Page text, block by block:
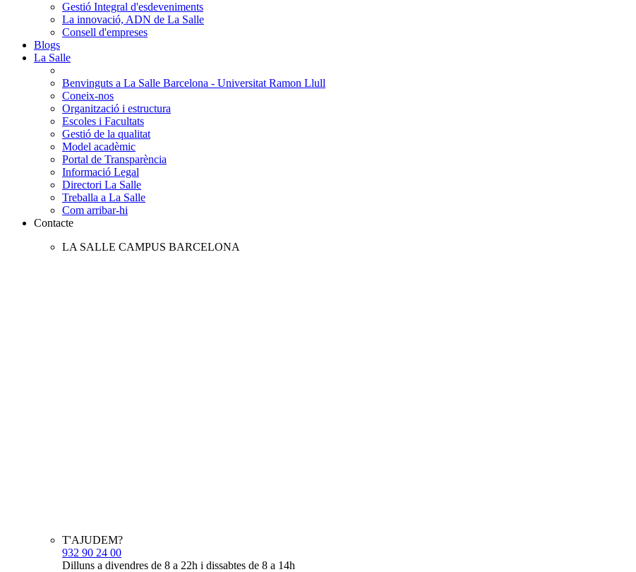
Gestió Integral d'esdeveniments
La innovació, ADN de La Salle
Consell d'empreses
Blogs
La Salle
Benvinguts a La Salle Barcelona - Universitat Ramon Llull
Coneix-nos
Organització i estructura
Escoles i Facultats
Gestió de la qualitat
Model acadèmic
Portal de Transparència
Informació Legal
Directori La Salle
Treballa a La Salle
Com arribar-hi
Contacte
LA SALLE CAMPUS BARCELONA
T'AJUDEM?
932 90 24 00
Dilluns a divendres de 8 a 22h i dissabtes de 8 a 14h